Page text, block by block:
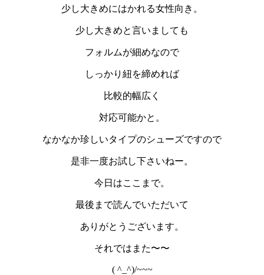
少し大きめにはかれる女性向き。
少し大きめと言いましても
フォルムが細めなので
しっかり紐を締めれば
比較的幅広く
対応可能かと。
なかなか珍しいタイプのシューズですので
是非一度お試し下さいねー。
今日はここまで。
最後まで読んでいただいて
ありがとうございます。
それではまた〜〜
( ^_^)/~~~